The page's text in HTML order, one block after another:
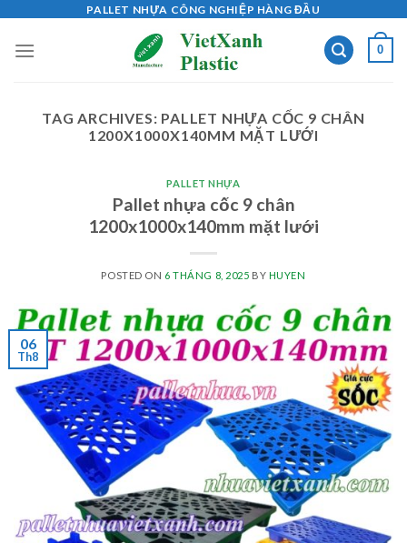
content
PALLET NHỰA CÔNG NGHIỆP HÀNG ĐẦU
0
TAG ARCHIVES: PALLET NHỰA CỐC 9 CHÂN
1200X1000X140MM MẶT LƯỚI
PALLET NHỰA
Pallet nhựa cốc 9 chân
1200x1000x140mm mặt lưới
POSTED ON 6 THÁNG 8, 2025 BY HUYEN
06
Th8